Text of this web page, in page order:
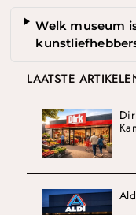
Welk museum
LAATSTE